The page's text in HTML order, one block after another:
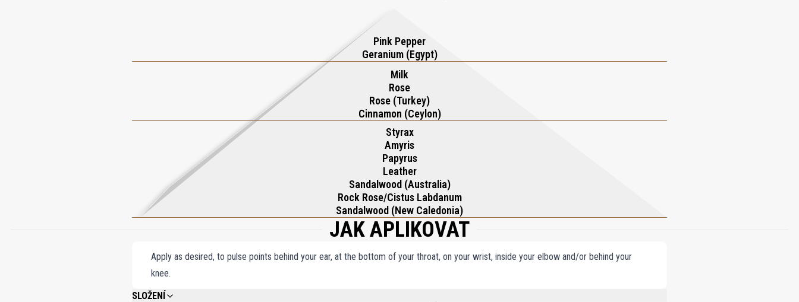
Pink Pepper
Geranium (Egypt)
Milk
Rose
Rose (Turkey)
Cinnamon (Ceylon)
Styrax
Amyris
Papyrus
Leather
Sandalwood (Australia)
Rock Rose/Cistus Labdanum
Sandalwood (New Caledonia)
JAK APLIKOVAT
Apply as desired, to pulse points behind your ear, at the bottom of your throat, on your wrist, inside your elbow and/or behind your
knee.
SLOŽENÍ